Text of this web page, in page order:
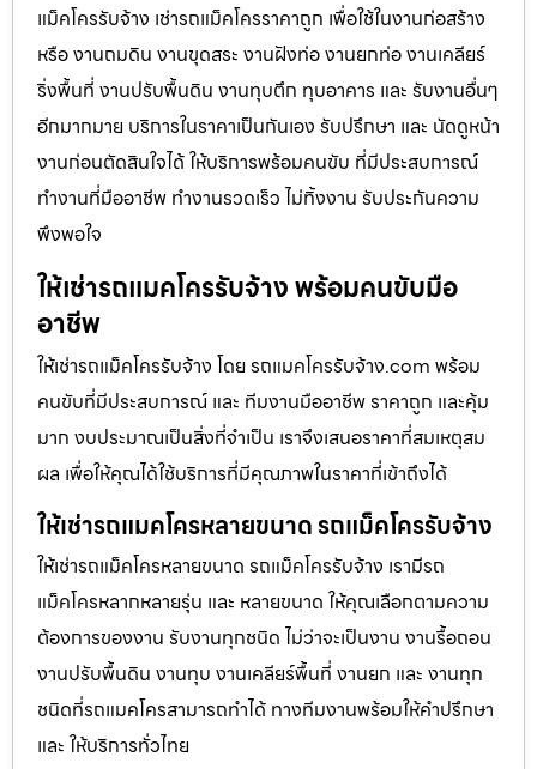
แม็คโครรับจ้าง เช่ารถแม็คโครราคาถูก เพื่อใช้ในงานก่อสร้าง
หรือ งานถมดิน งานขุดสระ งานฝังท่อ งานยกท่อ งานเคลียร์
ริ่งพื้นที่ งานปรับพื้นดิน งานทุบตึก ทุบอาคาร และ รับงานอื่นๆ
อีกมากมาย บริการในราคาเป็นกันเอง รับปรึกษา และ นัดดูหน้า
งานก่อนตัดสินใจได้ ให้บริการพร้อมคนขับ ที่มีประสบการณ์
ทำงานที่มืออาชีพ ทำงานรวดเร็ว ไม่ทิ้งงาน รับประกันความ
พึงพอใจ
ให้เช่ารถแมคโครรับจ้าง พร้อมคนขับมือ
อาชีพ
ให้เช่ารถแม็คโครรับจ้าง โดย รถแมคโครรับจ้าง.com พร้อม
คนขับที่มีประสบการณ์ และ ทีมงานมืออาชีพ ราคาถูก และคุ้ม
มาก งบประมาณเป็นสิ่งที่จำเป็น เราจึงเสนอราคาที่สมเหตุสม
ผล เพื่อให้คุณได้ใช้บริการที่มีคุณภาพในราคาที่เข้าถึงได้
ให้เช่ารถแมคโครหลายขนาด รถแม็คโครรับจ้าง
ให้เช่ารถแม็คโครหลายขนาด รถแม็คโครรับจ้าง เรามีรถ
แม็คโครหลากหลายรุ่น และ หลายขนาด ให้คุณเลือกตามความ
ต้องการของงาน รับงานทุกชนิด ไม่ว่าจะเป็นงาน งานรื้อถอน
งานปรับพื้นดิน งานทุบ งานเคลียร์พื้นที่ งานยก และ งานทุก
ชนิดที่รถแมคโครสามารถทำได้ ทางทีมงานพร้อมให้คำปรึกษา
และ ให้บริการทั่วไทย